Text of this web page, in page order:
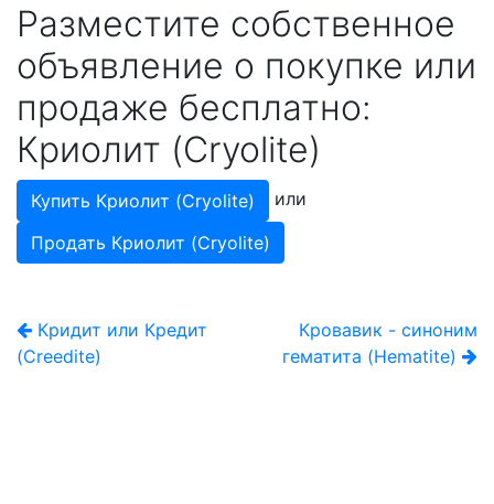
Разместите собственное
объявление о покупке или
продаже бесплатно:
Криолит (Cryolite)
Купить Криолит (Cryolite)
или
Продать Криолит (Cryolite)
Кридит или Кредит
(Creedite)
Кровавик - синоним
гематита (Hematite)